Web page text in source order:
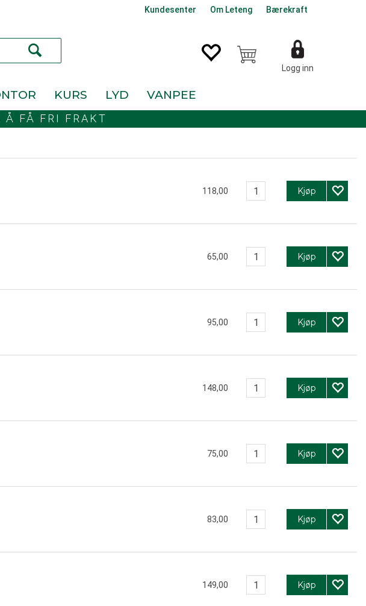
Kundesenter Om Leteng Bærekraft
Logg inn
KURS LYD VANPEE
Å FÅ FRI FRAKT
118,00 Kjøp
65,00 Kjøp
95,00 Kjøp
148,00 Kjøp
75,00 Kjøp
83,00 Kjøp
149,00 Kjøp